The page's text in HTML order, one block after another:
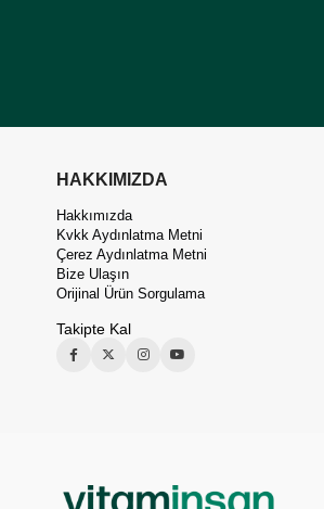
HAKKIMIZDA
Hakkımızda
Kvkk Aydınlatma Metni
Çerez Aydınlatma Metni
Bize Ulaşın
Orijinal Ürün Sorgulama
Takipte Kal